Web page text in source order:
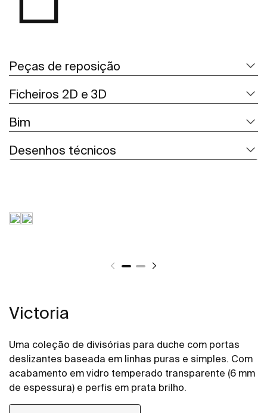
Peças de reposição
Ficheiros 2D e 3D
Bim
Desenhos técnicos
Victoria
Uma coleção de divisórias para duche com portas
deslizantes baseada em linhas puras e simples. Com
acabamento em vidro temperado transparente (6 mm
de espessura) e perfis em prata brilho.